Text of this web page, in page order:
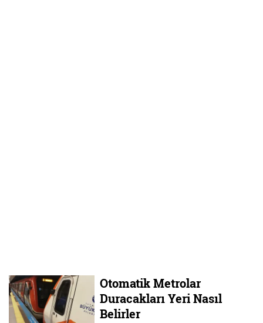
Otomatik Metrolar
Duracakları Yeri Nasıl
Belirler